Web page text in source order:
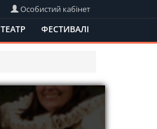
Особистий кабінет
ТЕАТР ФЕСТИВАЛІ